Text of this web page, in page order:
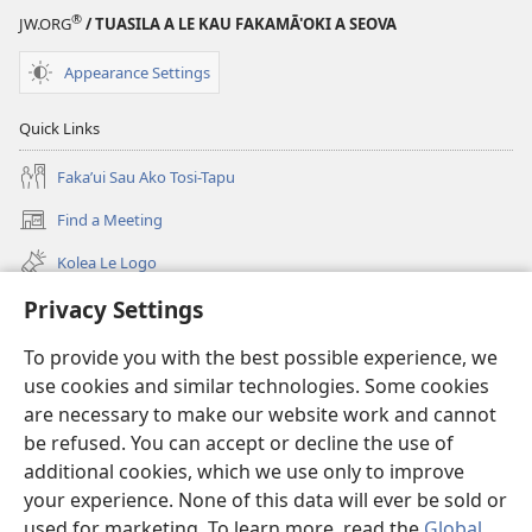
Privacy Settings
To provide you with the best possible experience, we
use cookies and similar technologies. Some cookies
are necessary to make our website work and cannot
be refused. You can accept or decline the use of
additional cookies, which we use only to improve
your experience. None of this data will ever be sold or
"TULE
Février
Février
JW.ORG® / TUASILA A LE KAU FAKAMĀ'OKI A SEOVA
Appearance Settings
Quick Links
Fakaʼui Sau Ako Tosi-Tapu
Find a Meeting
(opens
new
window)
Kolea Le Logo
ʼA ata viteo
Neʼa Alofa
(opens
new
window)TANAKIʼAGA TOSI I LE NETI
(opens
new
JW Hub ®
(opens
new